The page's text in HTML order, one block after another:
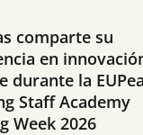
comparte su
en
durante la
Staff Academy
Week 2026